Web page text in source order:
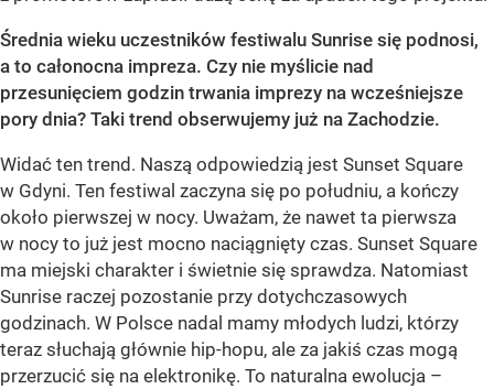
Średnia wieku uczestników festiwalu Sunrise się podnosi,
a to całonocna impreza. Czy nie myślicie nad
przesunięciem godzin trwania imprezy na wcześniejsze
pory dnia? Taki trend obserwujemy już na Zachodzie.
Widać ten trend. Naszą odpowiedzią jest Sunset Square
w Gdyni. Ten festiwal zaczyna się po południu, a kończy
około pierwszej w nocy. Uważam, że nawet ta pierwsza
w nocy to już jest mocno naciągnięty czas. Sunset Square
ma miejski charakter i świetnie się sprawdza. Natomiast
Sunrise raczej pozostanie przy dotychczasowych
godzinach. W Polsce nadal mamy młodych ludzi, którzy
teraz słuchają głównie hip-hopu, ale za jakiś czas mogą
przerzucić się na elektronikę. To naturalna ewolucja –